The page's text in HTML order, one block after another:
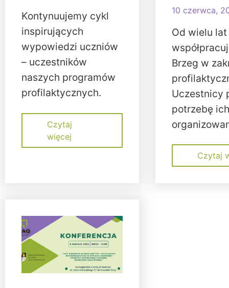
Kontynuujemy cykl
inspirujących
wypowiedzi uczniów
– uczestników
naszych programów
profilaktycznych.
Czytaj
więcej
10 czerwca,
Od wielu lat
Brzeg w
Uczestnicy
potrzebę ich
Czytaj